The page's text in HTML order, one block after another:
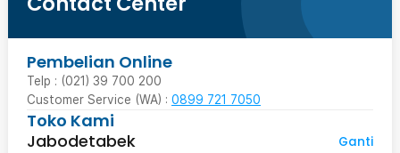
Pembelian Online
Telp : (021) 39 700 200
Customer Service (WA) : 0899 721 7050
Toko Kami
Jabodetabek
Ganti